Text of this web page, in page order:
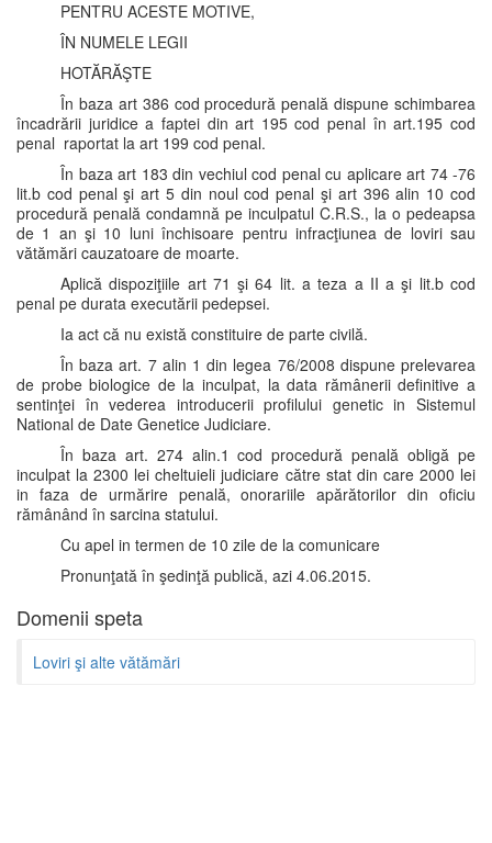
PENTRU ACESTE MOTIVE,
ÎN NUMELE LEGII
HOTĂRĂŞTE
În baza art 386 cod procedură penală dispune schimbarea
încadrării juridice a faptei din art 195 cod penal în art.195 cod
penal raportat la art 199 cod penal.
În baza art 183 din vechiul cod penal cu aplicare art 74 -76
lit.b cod penal şi art 5 din noul cod penal şi art 396 alin 10 cod
procedură penală condamnă pe inculpatul C.R.S., la o pedeapsa
de 1 an şi 10 luni închisoare pentru infracţiunea de loviri sau
vătămări cauzatoare de moarte.
Aplică dispoziţiile art 71 şi 64 lit. a teza a II a şi lit.b cod
penal pe durata executării pedepsei.
Ia act că nu există constituire de parte civilă.
În baza art. 7 alin 1 din legea 76/2008 dispune prelevarea
de probe biologice de la inculpat, la data rămânerii definitive a
sentinţei în vederea introducerii profilului genetic in Sistemul
National de Date Genetice Judiciare.
În baza art. 274 alin.1 cod procedură penală obligă pe
inculpat la 2300 lei cheltuieli judiciare către stat din care 2000 lei
in faza de urmărire penală, onorariile apărătorilor din oficiu
rămânând în sarcina statului.
Cu apel in termen de 10 zile de la comunicare
Pronunţată în şedinţă publică, azi 4.06.2015.
Domenii speta
Loviri şi alte vătămări